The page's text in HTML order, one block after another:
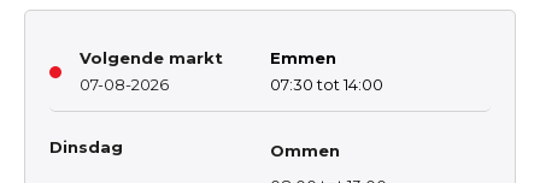
Volgende markt
07-08-2026
Emmen
07:30 tot 14:00
Dinsdag
Ommen